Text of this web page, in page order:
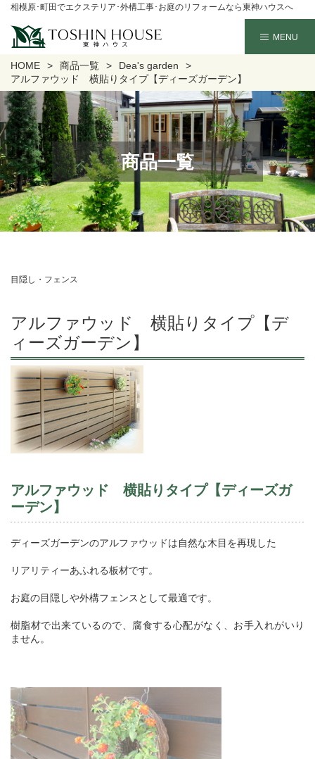
相模原･町田でエクステリア･外構工事･お庭のリフォームなら東神ハウスへ
HOME 商品一覧
Dea's garden
アルファウッド 横貼りタイプ【ディーズガーデン】
商品一覧
目隠し・フェンス
アルファウッド 横貼りタイプ【デ
ィーズガーデン】
アルファウッド 横貼りタイプ【ディーズガ
ーデン】
ディーズガーデンのアルファウッドは自然な木目を再現した
リアリティーあふれる板材です。
お庭の目隠しや外構フェンスとして最適です。
樹脂材で出来ているので、腐食する心配がなく、お手入れがいり
ません。